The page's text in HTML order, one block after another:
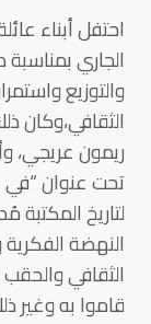
احتفل أبناء
والتوزيع
الثقافي،وكان
ريمون عريجي،
تحت عنوان
لتاريخ المكتبة
النهضة
الثقافي
قاموا به وغير